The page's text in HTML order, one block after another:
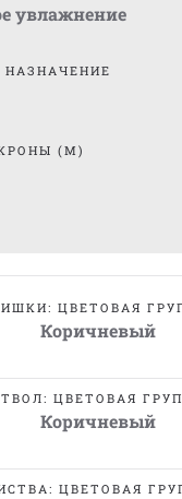
увлажнение
(М)
ЦВЕТОВАЯ
Коричневый
ЦВЕТОВАЯ
Коричневый
ЦВЕТОВАЯ